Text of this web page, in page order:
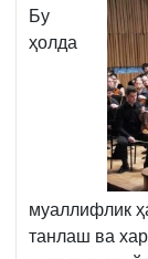
Бу
ҳолда
муаллифлик
танлаш ва